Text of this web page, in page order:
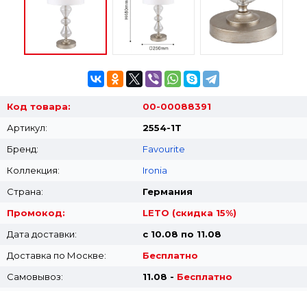
Код товара:
00-00088391
Артикул:
2554-1T
Бренд:
Favourite
Коллекция:
Ironia
Страна:
Германия
Промокод:
LETO (скидка 15%)
Дата доставки:
с 10.08 по 11.08
Доставка по Москве:
Бесплатно
Самовывоз:
11.08 - Бесплатно